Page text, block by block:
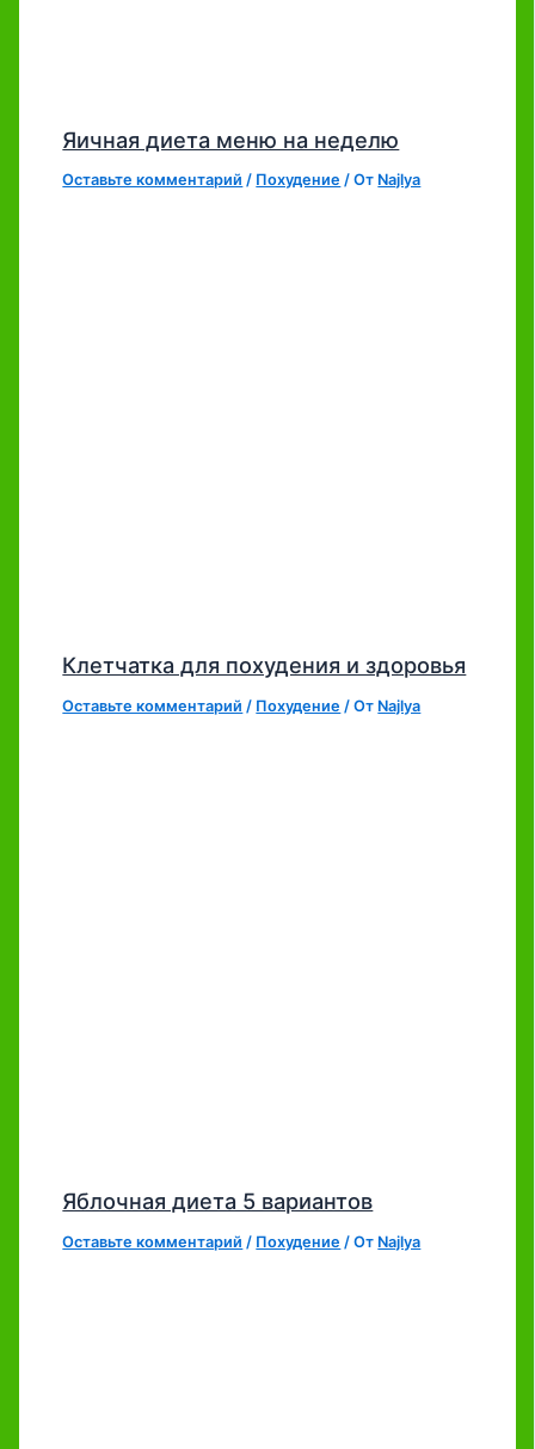
Яичная диета меню на неделю
Оставьте комментарий / Похудение / От Najlya
Клетчатка для похудения и здоровья
Оставьте комментарий / Похудение / От Najlya
Яблочная диета 5 вариантов
Оставьте комментарий / Похудение / От Najlya